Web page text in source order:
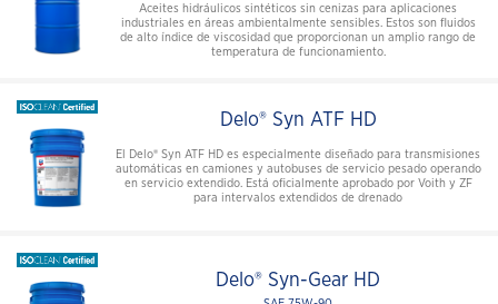
Aceites hidráulicos sintéticos sin cenizas para aplicaciones
industriales en áreas ambientalmente sensibles. Estos son fluidos
de alto índice de viscosidad que proporcionan un amplio rango de
temperatura de funcionamiento.
Delo® Syn ATF HD
El Delo® Syn ATF HD es especialmente diseñado para transmisiones
automáticas en camiones y autobuses de servicio pesado operando
en servicio extendido. Está oficialmente aprobado por Voith y ZF
para intervalos extendidos de drenado
Delo® Syn-Gear HD